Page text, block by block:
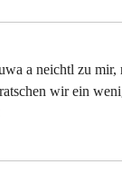
a neichtl zu mir,
wir ein